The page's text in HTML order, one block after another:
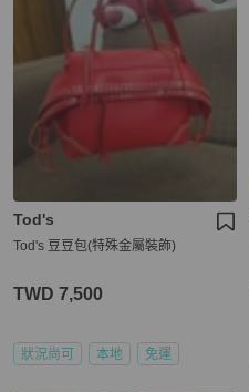
Tod's
Tod's 豆豆包(特殊金屬裝飾)
TWD 7,500
狀況尚可 本地 免運